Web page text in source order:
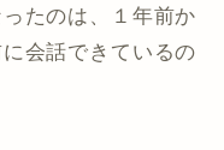
たのは、１年前か
会話できているの